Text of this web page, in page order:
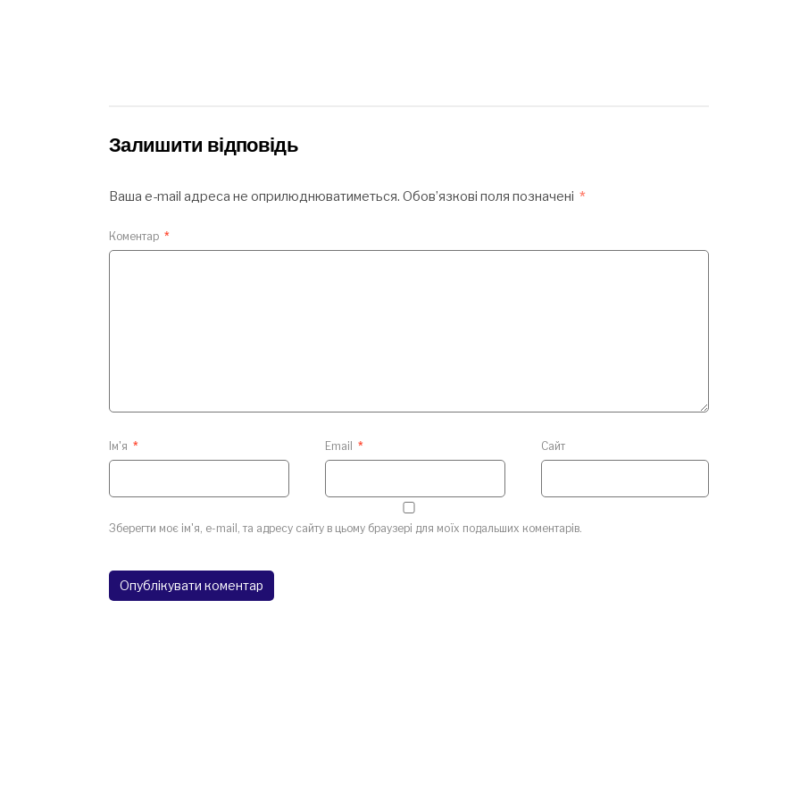
Залишити відповідь
Ваша e-mail адреса не оприлюднюватиметься. Обов’язкові поля позначені *
Коментар *
Ім'я * Email * Сайт
Зберегти моє ім'я, e-mail, та адресу сайту в цьому браузері для моїх подальших коментарів.